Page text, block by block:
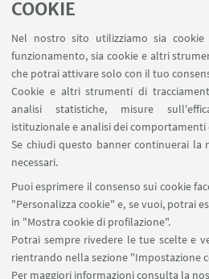
COOKIE
Nel nostro sito utilizziamo sia
funzionamento, sia cookie e altri
che potrai attivare solo con il tuo
Cookie e altri strumenti di
analisi statistiche, misure
istituzionale e analisi dei
Se chiudi questo banner continuerai la
necessari.
Puoi esprimere il consenso sui cookie
"Personalizza cookie" e, se vuoi, potrai
in "Mostra cookie di profilazione".
Potrai sempre rivedere le tue scelte e
rientrando nella sezione "Impostazione
Per maggiori informazioniconsulta la
Area
Area DIT
SEGUI IL
SEGUI
APP: